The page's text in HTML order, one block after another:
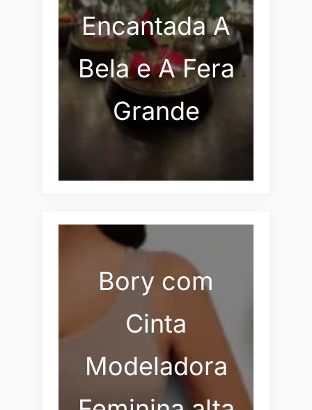
Encantada A
Bela e A Fera
Grande
Bory com
Cinta
Modeladora